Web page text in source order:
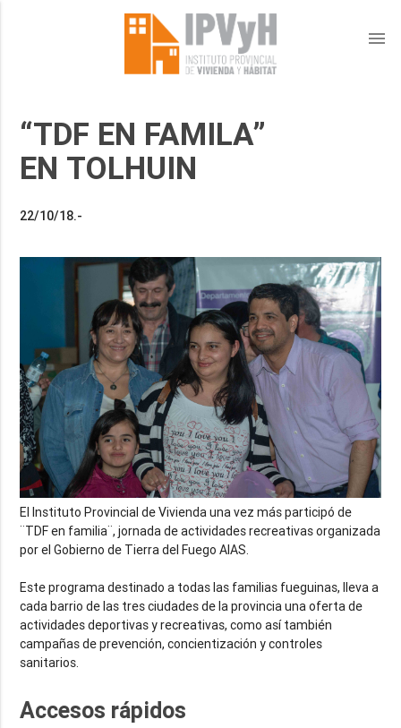
menu
“TDF EN FAMILA”
EN TOLHUIN
22/10/18.-
El Instituto Provincial de Vivienda una vez más participó de
¨TDF en familia¨, jornada de actividades recreativas organizada
por el Gobierno de Tierra del Fuego AIAS.
Este programa destinado a todas las familias fueguinas, lleva a
cada barrio de las tres ciudades de la provincia una oferta de
actividades deportivas y recreativas, como así también
campañas de prevención, concientización y controles
sanitarios.
Accesos rápidos